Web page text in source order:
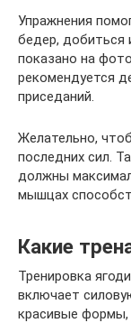
Упражнения
бедер, добиться
показано на
рекомендуется
приседаний.
Желательно,
последних сил.
должны
мышцах
Какие
Тренировка
включает
красивые формы,